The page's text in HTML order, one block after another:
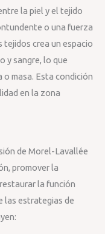
la piel y el tejido
o una fuerza
tejidos crea un espacio
y sangre, lo que
masa. Esta condición
en la zona
de Morel-Lavallée
promover la
la función
las estrategias de